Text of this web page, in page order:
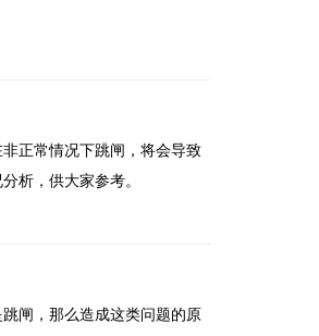
正常情况下跳闸，将会导致
析，供大家参考。
闸，那么造成这类问题的原